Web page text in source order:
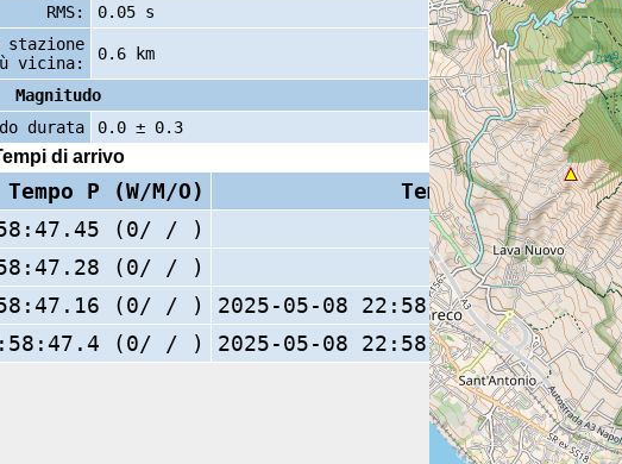
RMS:
0.05 s
stazione
vicina:
0.6 km
Magnitudo
durata
0.0 ± 0.3
di arrivo
Tempo P (W/M/O) Tempo S (W/M/O)
(0/ / )
(0/ / )
(0/ / ) 2025-05-08 22:58:47.7 (0/ / )
(0/ / ) 2025-05-08 22:58:48.2 (0/ / )